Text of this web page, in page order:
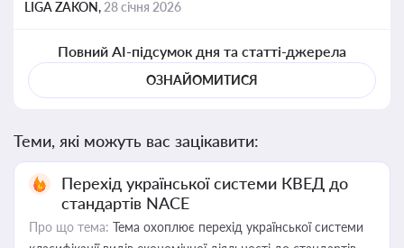
LIGA ZAKON, 28 січня 2026
Повний AI-підсумок дня та статті-джерела
ОЗНАЙОМИТИСЯ
Теми, які можуть вас зацікавити:
Перехід української системи КВЕД до
стандартів NACE
Про що тема: Тема охоплює перехід української системи